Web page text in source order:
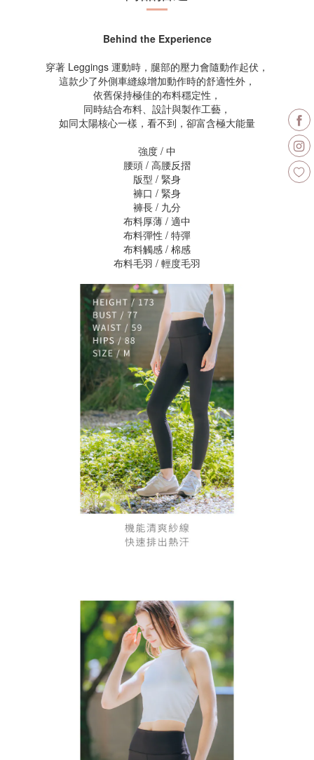
Behind the Experience
穿著 Leggings 運動時，腿部的壓力會隨動作起伏，
這款少了外側車縫線增加動作時的舒適性外，
依舊保持極佳的布料穩定性，
同時結合布料、設計與製作工藝，
如同太陽核心一樣，看不到，卻富含極大能量
強度 / 中
腰頭 / 高腰反摺
版型 / 緊身
褲口 / 緊身
褲長 / 九分
布料厚薄 / 適中
布料彈性 / 特彈
布料觸感 / 棉感
布料毛羽 / 輕度毛羽